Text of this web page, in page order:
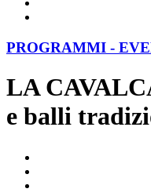
PROGRAMMI -
LA
e balli